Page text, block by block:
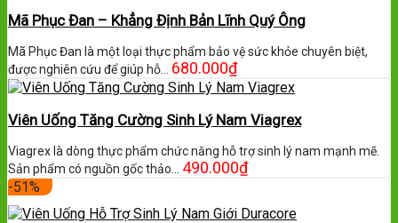
Mã Phục Đan – Khẳng Định Bản Lĩnh Quý Ông
Mã Phục Đan là một loại thực phẩm bảo vệ sức khỏe chuyên biệt,
được nghiên cứu để giúp hỗ… 680.000₫
Viên Uống Tăng Cường Sinh Lý Nam Viagrex
Viagrex là dòng thực phẩm chức năng hỗ trợ sinh lý nam mạnh mẽ.
Sản phẩm có nguồn gốc thảo… 490.000₫
-51%